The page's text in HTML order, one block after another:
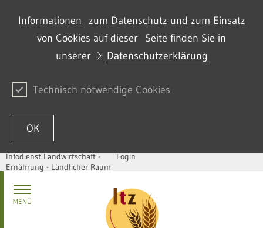
Informationen zum Datenschutz und zum Einsatz
von Cookies auf dieser Seite finden Sie in
unserer
Datenschutzerklärung
Technisch notwendige Cookies
OK
Zum Inhalt springen
Infodienst Landwirtschaft -
Ernährung - Ländlicher Raum
Login
MENÜ